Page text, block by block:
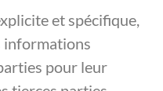
et spécifique,
informations
pour leur